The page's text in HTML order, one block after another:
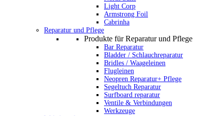
Light Corp
Armstrong Foil
Cabrinha
Reparatur und Pflege
Produkte für Reparatur und Pflege
Bar Reparatur
Bladder / Schlauchreparatur
Bridles / Waageleinen
Flugleinen
Neopren Reparatur+ Pflege
Segeltuch Reparatur
Surfboard reparatur
Ventile & Verbindungen
Werkzeuge